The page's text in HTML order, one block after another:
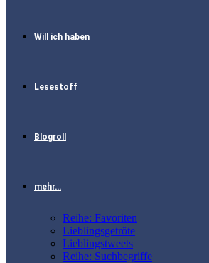
Will ich haben
Lesestoff
Blogroll
mehr…
Reihe: Favoriten
Lieblingsgetröte
Lieblingstweets
Reihe: Suchbegriffe